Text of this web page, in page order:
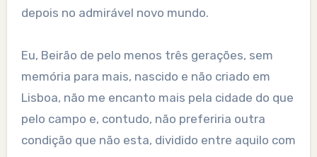
depois no admirável novo mundo.
Eu, Beirão de pelo menos três gerações, sem
memória para mais, nascido e não criado em
Lisboa, não me encanto mais pela cidade do que
pelo campo e, contudo, não preferiria outra
condição que não esta, dividido entre aquilo com